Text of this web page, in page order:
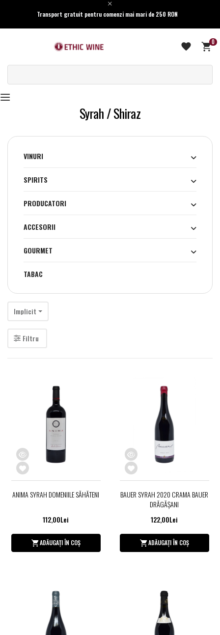
Transport gratuit pentru comenzi mai mari de 250 RON
0
Syrah / Shiraz
VINURI
SPIRITS
PRODUCATORI
ACCESORII
GOURMET
TABAC
Implicit
Filtru
ANIMA SYRAH DOMENIILE SĂHĂTENI
112,00Lei
ADĂUGAȚI ÎN COȘ
BAUER SYRAH 2020 CRAMA BAUER
DRĂGĂŞANI
122,00Lei
ADĂUGAȚI ÎN COȘ